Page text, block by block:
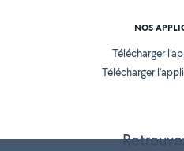
NOS
Télécharger
Télécharger